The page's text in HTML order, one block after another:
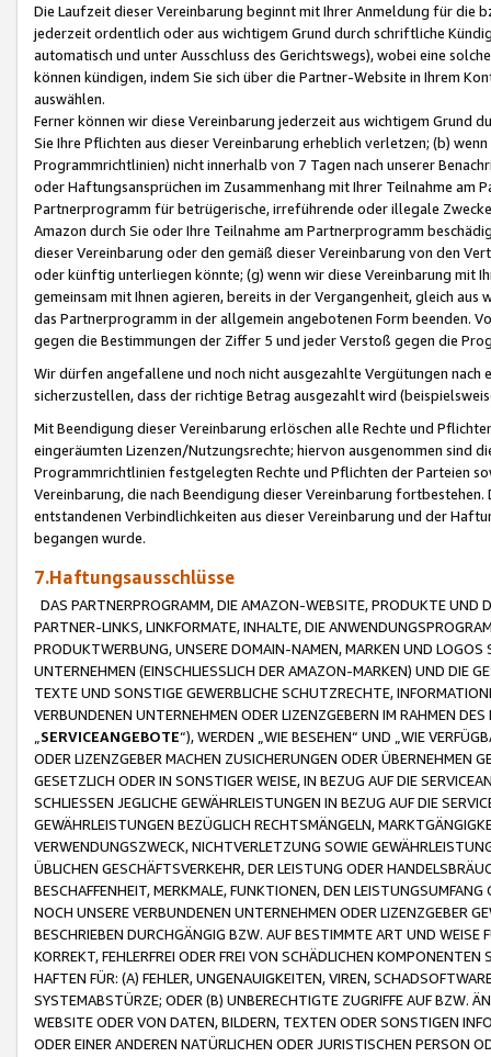
Die Laufzeit dieser Vereinbarung beginnt mit Ihrer Anmeldung für die
jederzeit ordentlich oder aus wichtigem Grund durch schriftliche
automatisch und unter Ausschluss des Gerichtswegs), wobei eine
können kündigen, indem Sie sich über die Partner-Website in Ihrem
auswählen.
Ferner können wir diese Vereinbarung jederzeit aus wichtigem Grund
Sie Ihre Pflichten aus dieser Vereinbarung erheblich verletzen; (b)
Programmrichtlinien) nicht innerhalb von 7 Tagen nach unserer
oder Haftungsansprüchen im Zusammenhang mit Ihrer Teilnahme am
Partnerprogramm für betrügerische, irreführende oder illegale
Amazon durch Sie oder Ihre Teilnahme am Partnerprogramm
dieser Vereinbarung oder den gemäß dieser Vereinbarung von den
oder künftig unterliegen könnte; (g) wenn wir diese Vereinbarung mit
gemeinsam mit Ihnen agieren, bereits in der Vergangenheit, gleich
das Partnerprogramm in der allgemein angebotenen Form beenden.
gegen die Bestimmungen der Ziffer 5 und jeder Verstoß gegen die
Wir dürfen angefallene und noch nicht ausgezahlte Vergütungen
sicherzustellen, dass der richtige Betrag ausgezahlt wird
Mit Beendigung dieser Vereinbarung erlöschen alle Rechte und
eingeräumten Lizenzen/Nutzungsrechte; hiervon ausgenommen sind
Programmrichtlinien festgelegten Rechte und Pflichten der Parteien
Vereinbarung, die nach Beendigung dieser Vereinbarung
entstandenen Verbindlichkeiten aus dieser Vereinbarung und der
begangen wurde.
7.Haftungsausschlüsse
DAS PARTNERPROGRAMM, DIE AMAZON-WEBSITE, PRODUKTE UND
PARTNER-LINKS, LINKFORMATE, INHALTE, DIE
PRODUKTWERBUNG, UNSERE DOMAIN-NAMEN, MARKEN UND
UNTERNEHMEN (EINSCHLIESSLICH DER AMAZON-MARKEN) UND DIE
TEXTE UND SONSTIGE GEWERBLICHE SCHUTZRECHTE,
VERBUNDENEN UNTERNEHMEN ODER LIZENZGEBERN IM RAHMEN
SERVICEANGEBOTE“), WERDEN „WIE BESEHEN“ UND „WIE
ODER LIZENZGEBER MACHEN ZUSICHERUNGEN ODER ÜBERNEHMEN
GESETZLICH ODER IN SONSTIGER WEISE, IN BEZUG AUF DIE
SCHLIESSEN JEGLICHE GEWÄHRLEISTUNGEN IN BEZUG AUF DIE
GEWÄHRLEISTUNGEN BEZÜGLICH RECHTSMÄNGELN,
VERWENDUNGSZWECK, NICHTVERLETZUNG SOWIE
ÜBLICHEN GESCHÄFTSVERKEHR, DER LEISTUNG ODER
BESCHAFFENHEIT, MERKMALE, FUNKTIONEN, DEN
NOCH UNSERE VERBUNDENEN UNTERNEHMEN ODER LIZENZGEBER
BESCHRIEBEN DURCHGÄNGIG BZW. AUF BESTIMMTE ART UND
KORREKT, FEHLERFREI ODER FREI VON SCHÄDLICHEN
HAFTEN FÜR: (A) FEHLER, UNGENAUIGKEITEN, VIREN,
SYSTEMABSTÜRZE; ODER (B) UNBERECHTIGTE ZUGRIFFE AUF BZW.
WEBSITE ODER VON DATEN, BILDERN, TEXTEN ODER SONSTIGEN
ODER EINER ANDEREN NATÜRLICHEN ODER JURISTISCHEN PERSON